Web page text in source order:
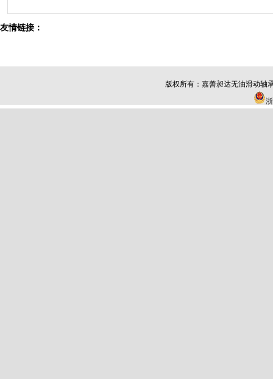
友情链接：
版权所有： 嘉善昶达无油滑动轴